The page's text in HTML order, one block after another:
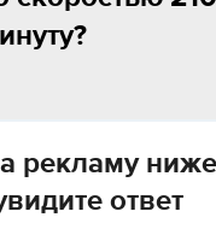
рекламу
ответ